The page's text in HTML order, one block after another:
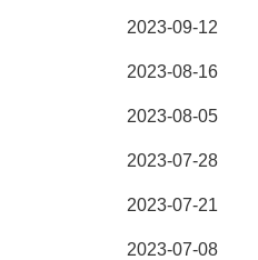
2023-09-12
2023-08-16
2023-08-05
2023-07-28
2023-07-21
2023-07-08